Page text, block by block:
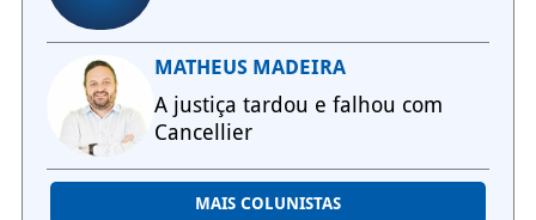
MATHEUS MADEIRA
A justiça tardou e falhou com
Cancellier
MAIS COLUNISTAS